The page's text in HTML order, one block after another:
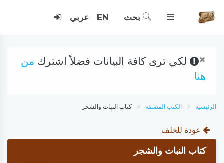
بحث EN عربي
× لكي ترى كافة البيانات فضلاً اشترك من
هنا
الرئيسية الكتب المصنفة كتاب النبات والشجر
عودة للخلف
كتاب النبات والشجر